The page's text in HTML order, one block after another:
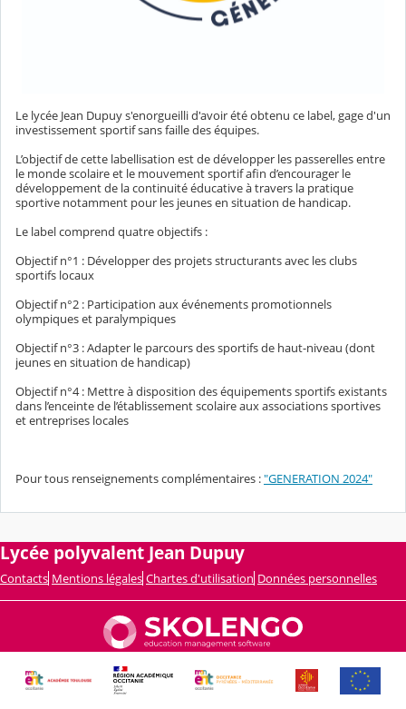
Le lycée Jean Dupuy s'enorgueilli d'avoir été obtenu ce label, gage d'un
investissement sportif sans faille des équipes.
L’objectif de cette labellisation est de développer les passerelles entre
le monde scolaire et le mouvement sportif afin d’encourager le
développement de la continuité éducative à travers la pratique
sportive notamment pour les jeunes en situation de handicap.
Le label comprend quatre objectifs :
Objectif n°1 : Développer des projets structurants avec les clubs
sportifs locaux
Objectif n°2 : Participation aux événements promotionnels
olympiques et paralympiques
Objectif n°3 : Adapter le parcours des sportifs de haut-niveau (dont
jeunes en situation de handicap)
Objectif n°4 : Mettre à disposition des équipements sportifs existants
dans l’enceinte de l’établissement scolaire aux associations sportives
et entreprises locales
Pour tous renseignements complémentaires :"GENERATION 2024"
Lycée polyvalent Jean Dupuy
Contacts Mentions légales Chartes d'utilisation Données personnelles